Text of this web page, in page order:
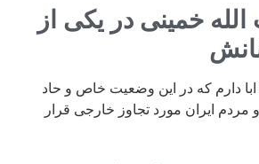
خمینی در یکی از
ابا دارم که در این وضعیت خاص و حاد
ایران مورد تجاوز خارجی قرار